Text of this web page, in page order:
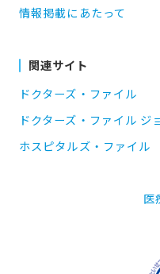
情報掲載にあたって
関連サイト
ドクターズ・ファイル
ドクターズ・ファイル ジ
ホスピタルズ・ファイル
医